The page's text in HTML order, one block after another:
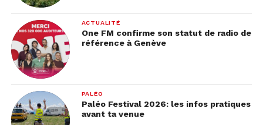
ACTUALITÉ
One FM confirme son statut de radio de
référence à Genève
PALÉO
Paléo Festival 2026: les infos pratiques
avant ta venue